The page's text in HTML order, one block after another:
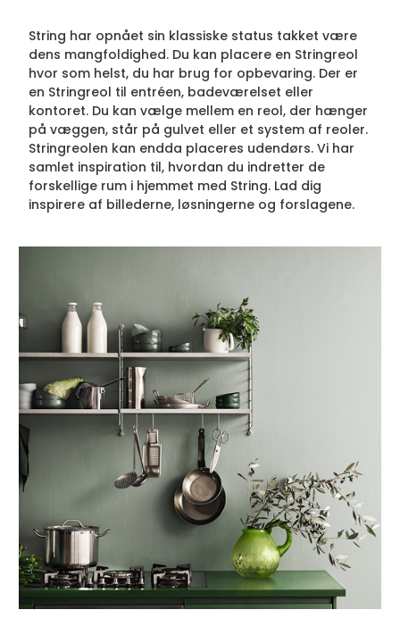
String har opnået sin klassiske status takket være
dens mangfoldighed. Du kan placere en Stringreol
hvor som helst, du har brug for opbevaring. Der er
en Stringreol til entréen, badeværelset eller
kontoret. Du kan vælge mellem en reol, der hænger
på væggen, står på gulvet eller et system af reoler.
Stringreolen kan endda placeres udendørs. Vi har
samlet inspiration til, hvordan du indretter de
forskellige rum i hjemmet med String. Lad dig
inspirere af billederne, løsningerne og forslagene.